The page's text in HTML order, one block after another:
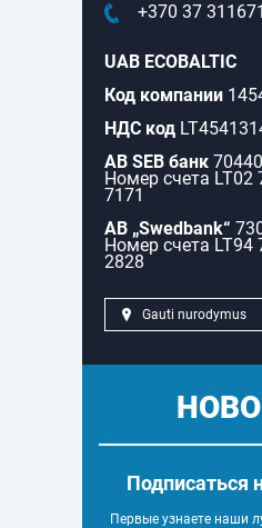
+370 37 311671
UAB ECOBALTIC
Код компании
НДС код
AB SEB банк 70440
Hомер счета LT02
7171
AB „Swedbank“
Hомер счета LT94
2828
Gauti nurodymus
Подписаться
Первые узнаете наши